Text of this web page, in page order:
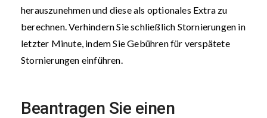
herauszunehmen und diese als optionales Extra zu
berechnen. Verhindern Sie schließlich Stornierungen in
letzter Minute, indem Sie Gebühren für verspätete
Stornierungen einführen.
Beantragen Sie einen